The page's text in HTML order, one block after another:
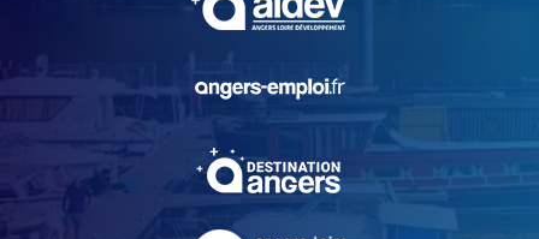
, Ouvre une nouvelle